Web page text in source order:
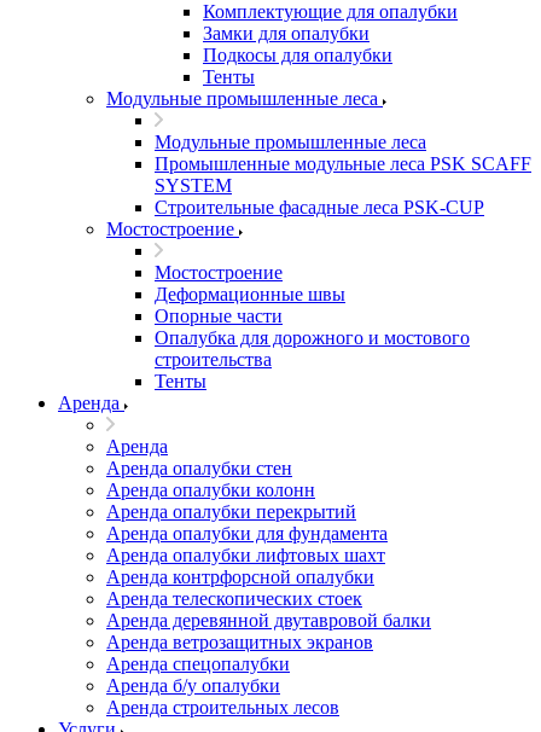
Комплектующие для опалубки
Замки для опалубки
Подкосы для опалубки
Тенты
Модульные промышленные леса
Модульные промышленные леса
Промышленные модульные леса PSK SCAFF
SYSTEM
Строительные фасадные леса PSK-CUP
Мостостроение
Мостостроение
Деформационные швы
Опорные части
Опалубка для дорожного и мостового
строительства
Тенты
Аренда
Аренда
Аренда опалубки стен
Аренда опалубки колонн
Аренда опалубки перекрытий
Аренда опалубки для фундамента
Аренда опалубки лифтовых шахт
Аренда контрфорсной опалубки
Аренда телескопических стоек
Аренда деревянной двутавровой балки
Аренда ветрозащитных экранов
Аренда спецопалубки
Аренда б/у опалубки
Аренда строительных лесов